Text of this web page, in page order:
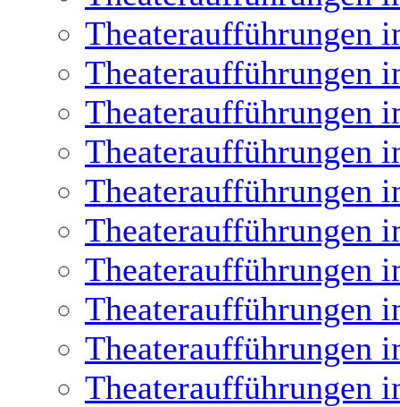
Theateraufführungen
Theateraufführungen
Theateraufführungen
Theateraufführungen
Theateraufführungen
Theateraufführungen
Theateraufführungen
Theateraufführungen
Theateraufführungen
Theateraufführungen